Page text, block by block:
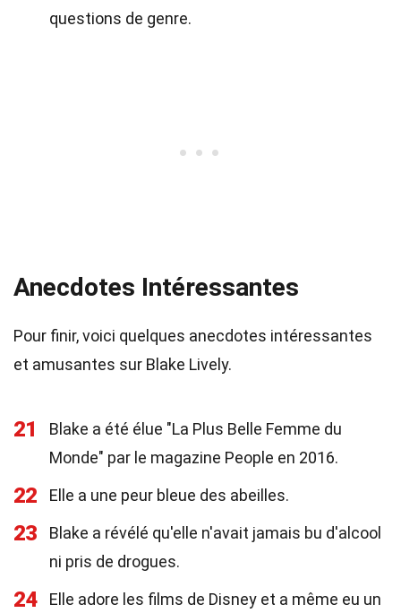
questions de genre.
Anecdotes Intéressantes
Pour finir, voici quelques anecdotes intéressantes
et amusantes sur Blake Lively.
21
Blake a été élue "La Plus Belle Femme du
Monde" par le magazine People en 2016.
22 Elle a une peur bleue des abeilles.
23
Blake a révélé qu'elle n'avait jamais bu d'alcool
ni pris de drogues.
24
Elle adore les films de Disney et a même eu un